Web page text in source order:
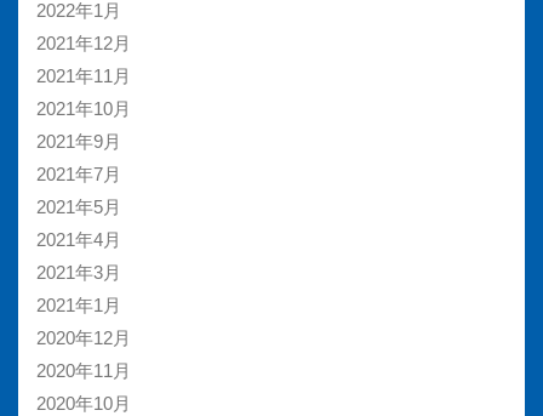
2022年1月
2021年12月
2021年11月
2021年10月
2021年9月
2021年7月
2021年5月
2021年4月
2021年3月
2021年1月
2020年12月
2020年11月
2020年10月